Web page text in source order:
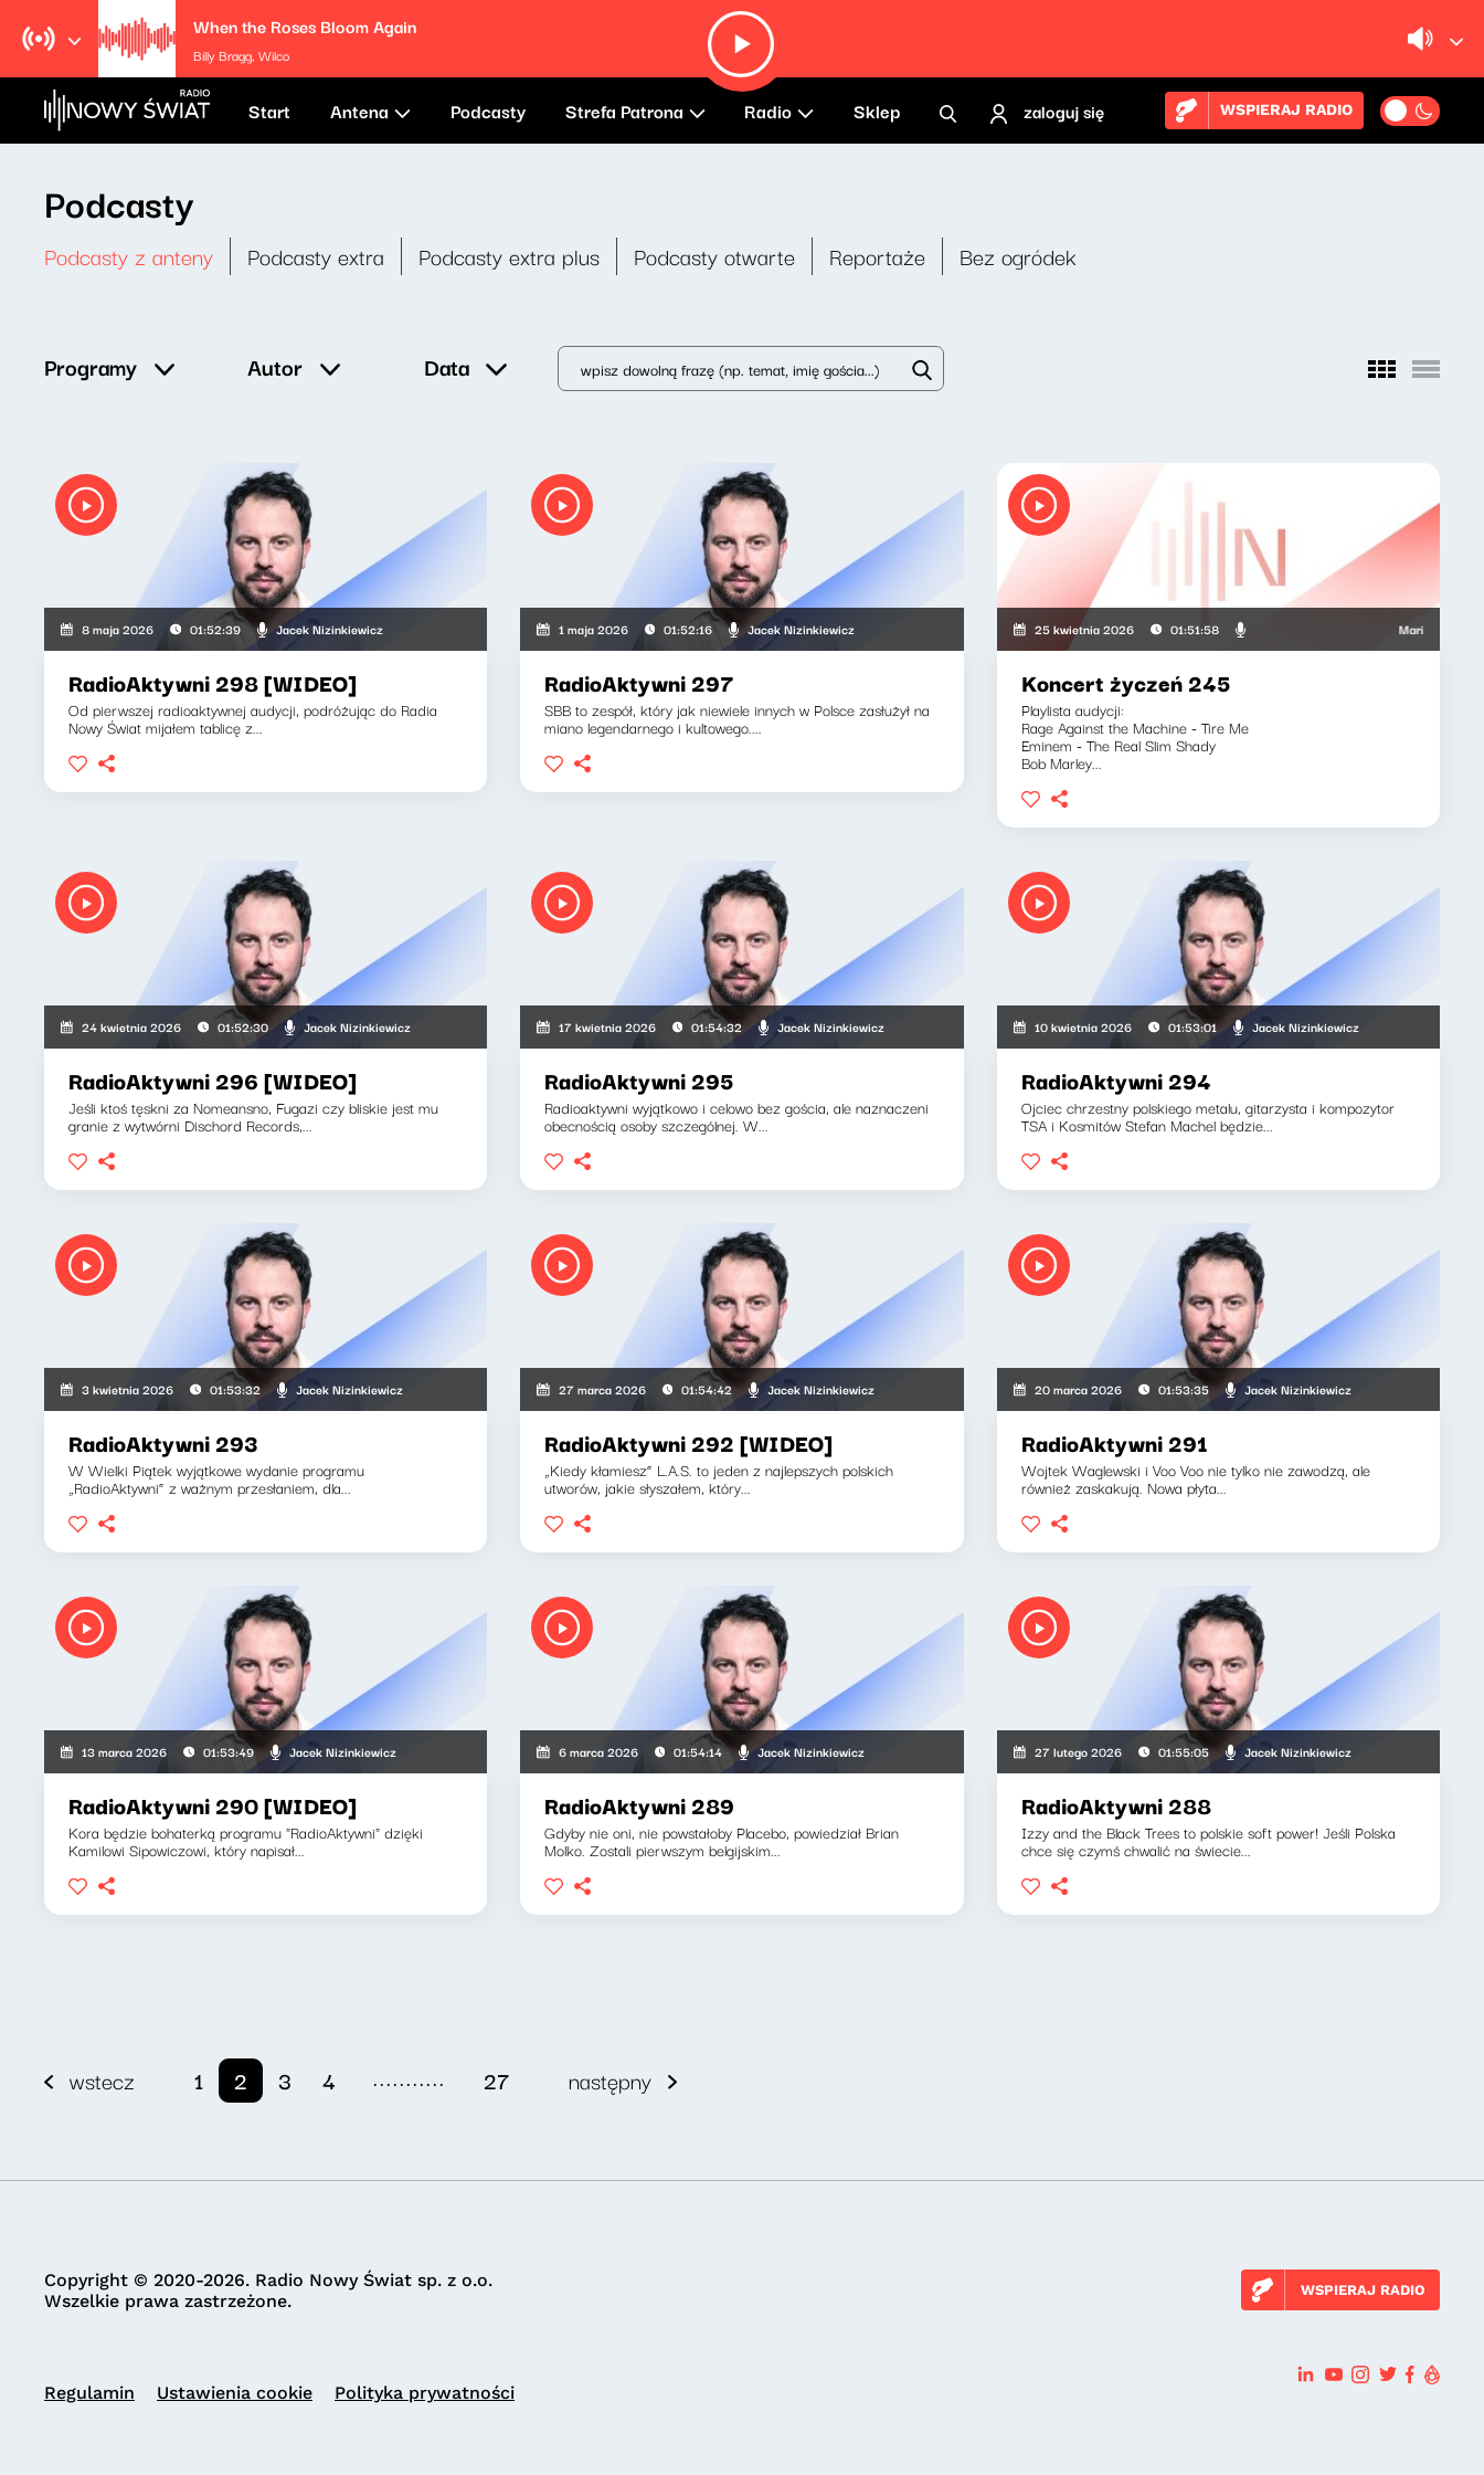
When the Roses Bloom Again
Billy Bragg, Wilco
Start Antena Podcasty Strefa Patrona Radio Sklep zaloguj się WSPIERAJ RADIO
Podcasty
Podcasty z anteny Podcasty extra Podcasty extra plus Podcasty otwarte Reportaże Bez ogródek
Programy Autor Data
8 maja 2026 01:52:39 Jacek Nizinkiewicz
RadioAktywni 298 [WIDEO]
Od pierwszej radioaktywnej audycji, podróżując do Radia
Nowy Świat mijałem tablicę z...
1 maja 2026 01:52:16 Jacek Nizinkiewicz
RadioAktywni 297
SBB to zespół, który jak niewiele innych w Polsce zasłużył na
miano legendarnego i kultowego....
25 kwietnia 2026 01:51:58 Maria
Koncert życzeń 245
Playlista audycji:
Rage Against the Machine - Tire Me
Eminem - The Real Slim Shady
Bob Marley...
24 kwietnia 2026 01:52:30 Jacek Nizinkiewicz
RadioAktywni 296 [WIDEO]
Jeśli ktoś tęskni za Nomeansno, Fugazi czy bliskie jest mu
granie z wytwórni Dischord Records,...
17 kwietnia 2026 01:54:32 Jacek Nizinkiewicz
RadioAktywni 295
Radioaktywni wyjątkowo i celowo bez gościa, ale naznaczeni
obecnością osoby szczególnej. W...
10 kwietnia 2026 01:53:01 Jacek Nizinkiewicz
RadioAktywni 294
Ojciec chrzestny polskiego metalu, gitarzysta i kompozytor
TSA i Kosmitów Stefan Machel będzie...
3 kwietnia 2026 01:53:32 Jacek Nizinkiewicz
RadioAktywni 293
W Wielki Piątek wyjątkowe wydanie programu
„RadioAktywni” z ważnym przesłaniem, dla...
27 marca 2026 01:54:42 Jacek Nizinkiewicz
RadioAktywni 292 [WIDEO]
„Kiedy kłamiesz” L.A.S. to jeden z najlepszych polskich
utworów, jakie słyszałem, który...
20 marca 2026 01:53:35 Jacek Nizinkiewicz
RadioAktywni 291
Wojtek Waglewski i Voo Voo nie tylko nie zawodzą, ale
również zaskakują. Nowa płyta...
13 marca 2026 01:53:49 Jacek Nizinkiewicz
RadioAktywni 290 [WIDEO]
Kora będzie bohaterką programu "RadioAktywni" dzięki
Kamilowi Sipowiczowi, który napisał...
6 marca 2026 01:54:14 Jacek Nizinkiewicz
RadioAktywni 289
Gdyby nie oni, nie powstałoby Placebo, powiedział Brian
Molko. Zostali pierwszym belgijskim...
27 lutego 2026 01:55:05 Jacek Nizinkiewicz
RadioAktywni 288
Izzy and the Black Trees to polskie soft power! Jeśli Polska
chce się czymś chwalić na świecie...
wstecz 1 2 3 4 ........... 27 następny
Copyright © 2020-2026. Radio Nowy Świat sp. z o.o.
Wszelkie prawa zastrzeżone.
WSPIERAJ RADIO
Regulamin Ustawienia cookie Polityka prywatności